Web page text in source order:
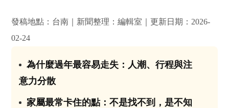
發稿地點：台南｜新聞整理：編輯室｜更新日期：2026-
02-24
為什麼過年最容易走失：人潮、行程與注
意力分散
家屬最常卡住的點：不是找不到，是不知